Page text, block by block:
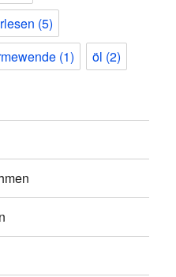
(5)
(1) öl (2)